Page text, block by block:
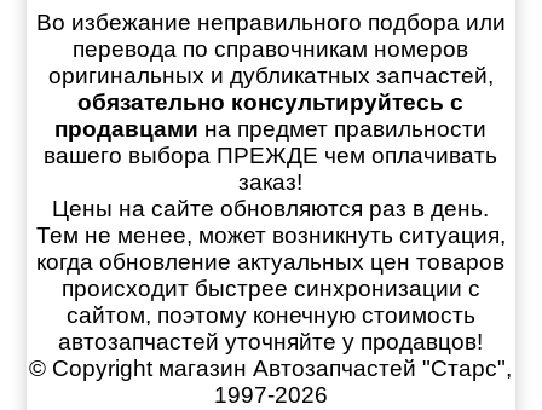
Во избежание неправильного подбора или
перевода по справочникам номеров
оригинальных и дубликатных запчастей,
обязательно консультируйтесь с
продавцами на предмет правильности
вашего выбора ПРЕЖДЕ чем оплачивать
заказ!
Цены на сайте обновляются раз в день.
Тем не менее, может возникнуть ситуация,
когда обновление актуальных цен товаров
происходит быстрее синхронизации с
сайтом, поэтому конечную стоимость
автозапчастей уточняйте у продавцов!
© Copyright магазин Автозапчастей "Старс",
1997-2026